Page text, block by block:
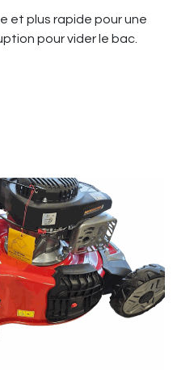
et plus rapide pour une
pour vider le bac.